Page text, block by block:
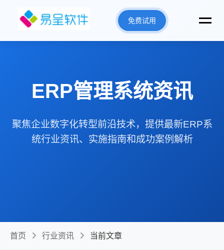
免费试用
ERP管理系统资讯
聚焦企业数字化转型前沿技术，提供最新ERP系
统行业资讯、实施指南和成功案例解析
首页 行业资讯 当前文章